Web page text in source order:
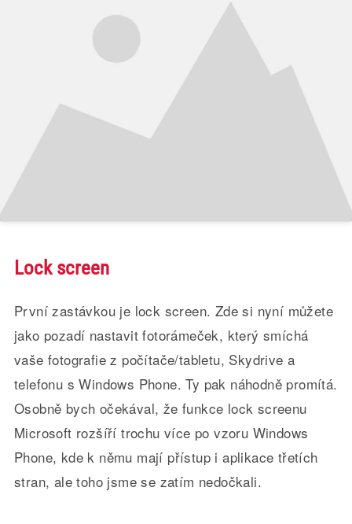
Lock screen
První zastávkou je lock screen. Zde si nyní můžete
jako pozadí nastavit fotorámeček, který smíchá
vaše fotografie z počítače/tabletu, Skydrive a
telefonu s Windows Phone. Ty pak náhodně promítá.
Osobně bych očekával, že funkce lock screenu
Microsoft rozšíří trochu více po vzoru Windows
Phone, kde k němu mají přístup i aplikace třetích
stran, ale toho jsme se zatím nedočkali.